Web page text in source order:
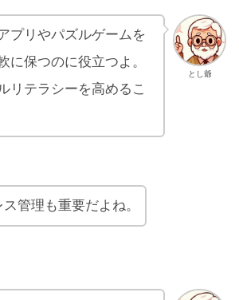
とし爺
プリやパズルゲームを
に保つのに役立つよ。
リテラシーを高めるこ
ス管理も重要だよね。